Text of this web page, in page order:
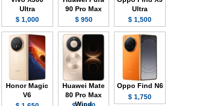
Ultra
1,500 $
90 Pro Max
950 $
Ultra
1,000 $
Oppo Find N6
1,750 $
Huawei Mate
80 Pro Max
Wind
Honor Magic
V6